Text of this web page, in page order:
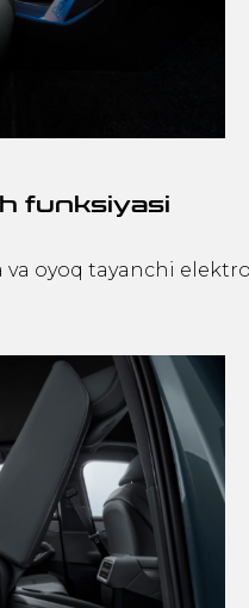
funksiyasi
va oyoq tayanchi